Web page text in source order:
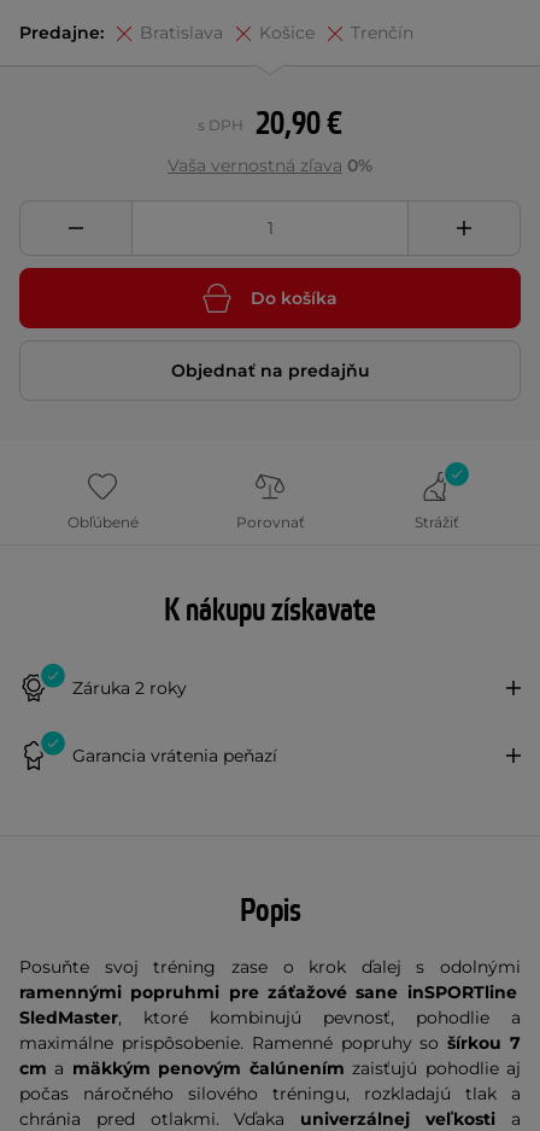
Predajne: Bratislava Košice Trenčín
20,90 €
s DPH
Vaša vernostná zľava 0%
Do košíka
Objednať na predajňu
Obľúbené Porovnať Strážiť
K nákupu získavate
Záruka 2 roky
Garancia vrátenia peňazí
Popis
Posuňte svoj tréning zase o krok ďalej s odolnými
ramennými popruhmi pre záťažové sane inSPORTline
SledMaster, ktoré kombinujú pevnosť, pohodlie a
maximálne prispôsobenie. Ramenné popruhy sošírkou 7
cm a mäkkým penovým čalúnenímzaisťujú pohodlie aj
počas náročného silového tréningu, rozkladajú tlak a
chránia pred otlakmi. Vďaka univerzálnej veľkosti a